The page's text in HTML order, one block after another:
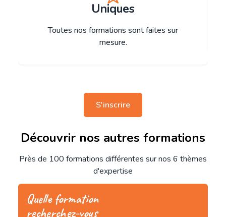
Uniques
Toutes nos formations sont faites sur
mesure.
S'inscrire
Découvrir nos autres formations
Près de 100 formations différentes sur nos 6 thèmes
d'expertise
Quelle formation
recherchez-vous